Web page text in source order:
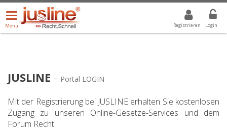
Registrieren Login
Menü
öffnen/schließen
Menü
ALLE DROPDOWN: GEWÄHLTER WERT IST ALLE
JUSLINE - Portal LOGIN
Mit der Registrierung bei JUSLINE erhalten Sie kostenlosen
Zugang zu unseren Online-Gesetze-Services und dem
Forum Recht.